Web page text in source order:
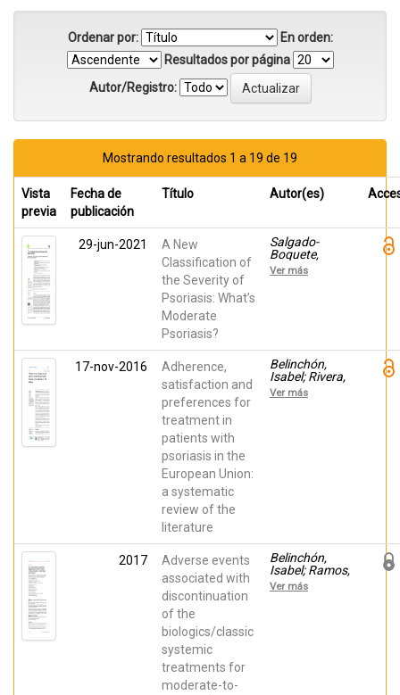
Ordenar por:
En orden:
Resultados por página
Autor/Registro:
Mostrando resultados 1 a 19 de 19
Vista
previa
Fecha de
publicación
Título Autor(es)
29-jun-2021
A New
Classification of
the Severity of
Psoriasis: What’s
Moderate
Psoriasis?
Salgado-
Boquete,
Laura;
Carrascosa,
Cueva, Pablo;
Belinchón,
Isabel
Ver más
17-nov-2016
Adherence,
satisfaction and
preferences for
treatment in
patients with
psoriasis in the
European Union:
a systematic
review of the
literature
Belinchón,
Isabel; Rivera,
R.; Blanch, C.;
Comellas, M.;
Ver más
2017
Adverse events
associated with
discontinuation
of the
biologics/classic
systemic
treatments for
moderate-to-
Belinchón,
Isabel; Ramos,
Jose Manuel;
Carretero, G.;
Ver más